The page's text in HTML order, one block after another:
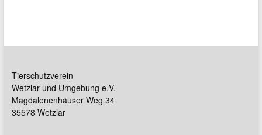
Tierschutzverein
Wetzlar und Umgebung e.V.
Magdalenenhäuser Weg 34
35578 Wetzlar